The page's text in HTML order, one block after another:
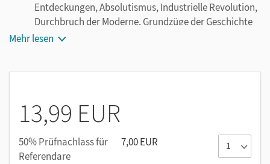
Entdeckungen, Absolutismus, Industrielle Revolution,
Durchbruch der Moderne, Grundzüge der Geschichte
des 20. Jahrhunderts
Grundrechte, Wahlen und Verfassung, Medien im
Alltag, Die Europäische Union, Frieden und Zukunft
sichern (UNO)
Mehr lesen
13,99 EUR
50% Prüfnachlass für
Referendare
7,00 EUR